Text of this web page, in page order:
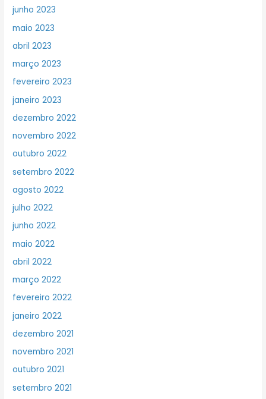
junho 2023
maio 2023
abril 2023
março 2023
fevereiro 2023
janeiro 2023
dezembro 2022
novembro 2022
outubro 2022
setembro 2022
agosto 2022
julho 2022
junho 2022
maio 2022
abril 2022
março 2022
fevereiro 2022
janeiro 2022
dezembro 2021
novembro 2021
outubro 2021
setembro 2021